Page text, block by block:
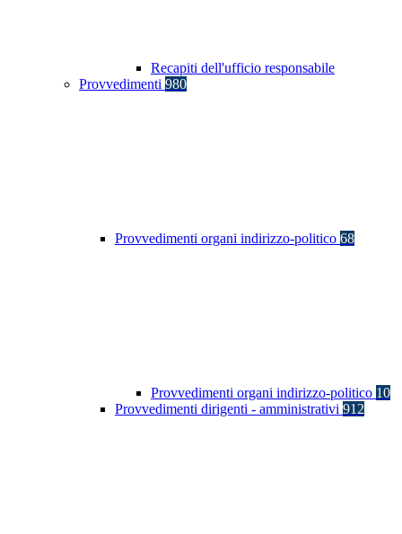
Recapiti dell'ufficio responsabile
Provvedimenti 980
Provvedimenti organi indirizzo-politico 68
Provvedimenti organi indirizzo-politico 10
Provvedimenti dirigenti - amministrativi 912